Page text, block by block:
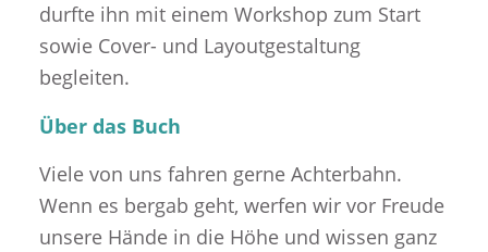
durfte ihn mit einem Workshop zum Start
sowie Cover- und Layoutgestaltung
begleiten.
Über das Buch
Viele von uns fahren gerne Achterbahn.
Wenn es bergab geht, werfen wir vor Freude
unsere Hände in die Höhe und wissen ganz